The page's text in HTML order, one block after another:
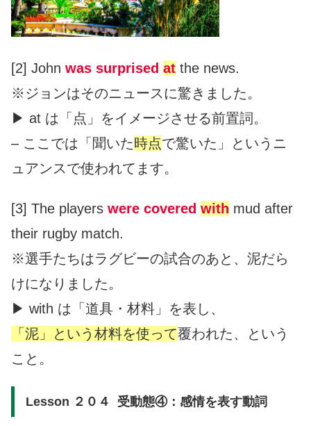
[2] John was surprised at the news.
※ジョンはそのニュースに驚きました。
▶︎ at は「点」をイメージさせる前置詞。
– ここでは「聞いた時点で驚いた」というニ
ュアンスで使われてます。
[3] The players were covered with mud after
their rugby match.
※選手たちはラグビーの試合のあと、泥だら
けになりました。
▶︎ with は「道具・材料」を表し、
「泥」という材料を使って覆われた、という
こと。
Lesson ２０４ 受動態④：感情を表す動詞